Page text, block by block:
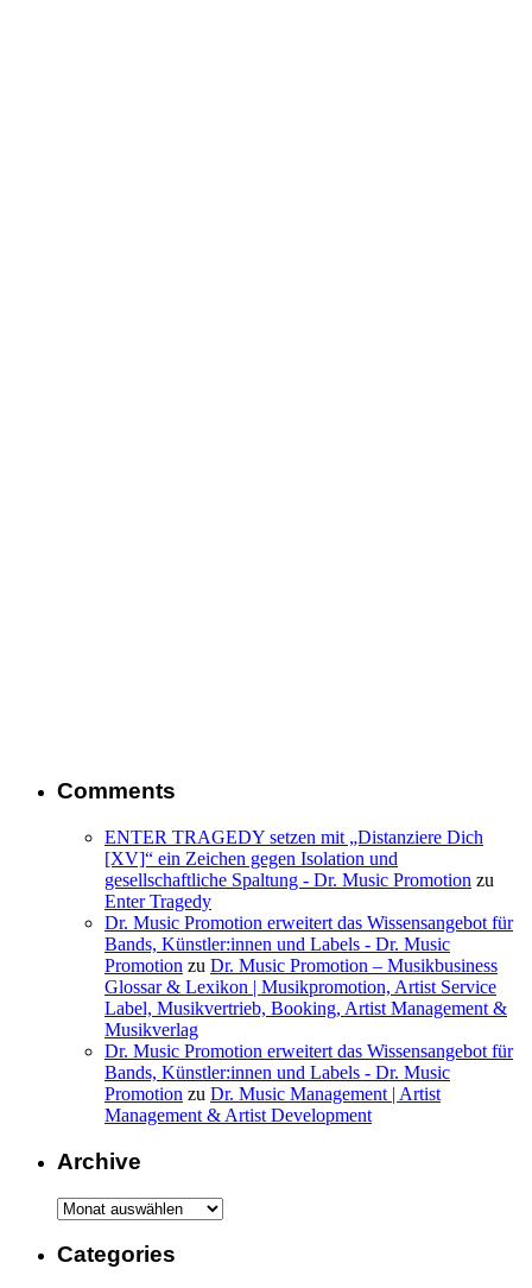
Comments
ENTER TRAGEDY setzen mit „Distanziere Dich
[XV]“ ein Zeichen gegen Isolation und
gesellschaftliche Spaltung - Dr. Music Promotion zu
Enter Tragedy
Dr. Music Promotion erweitert das Wissensangebot für
Bands, Künstler:innen und Labels - Dr. Music
Promotion zu Dr. Music Promotion – Musikbusiness
Glossar & Lexikon | Musikpromotion, Artist Service
Label, Musikvertrieb, Booking, Artist Management &
Musikverlag
Dr. Music Promotion erweitert das Wissensangebot für
Bands, Künstler:innen und Labels - Dr. Music
Promotion zu Dr. Music Management | Artist
Management & Artist Development
Archive
Archive
Categories